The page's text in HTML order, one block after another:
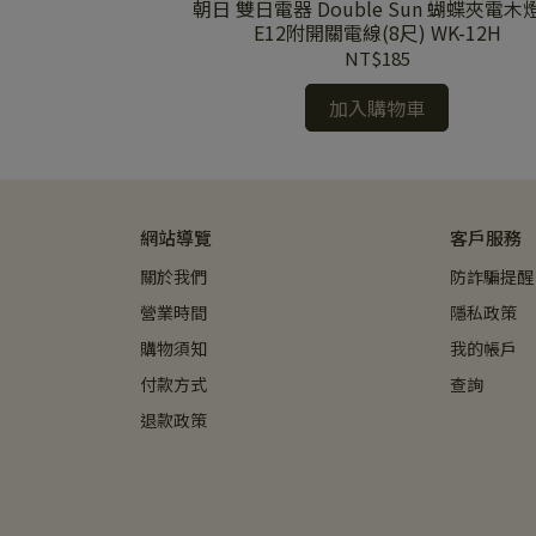
朝日 雙日電器 Double Sun 蝴蝶夾電木
E12附開關電線(8尺) WK-12H
NT$185
加入購物車
網站導覽
關於我們
營業時間
購物須知
付款方式
退款政策
客戶服務
防詐騙提醒
隱私政策
我的帳戶
查詢